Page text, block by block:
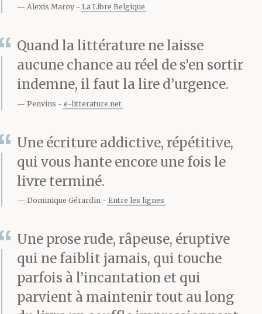
sans intermédiaires.
Pauvre Tàssos. Il rêvait
de nous faire fonder une
coopérative, lancer notre
marché à nous, aider les
gens, créer des situations
nouvelles en Grèce, sans
patrons, sans politicards,
sans vols et sans
magouilles. Pauvre
Tàssos. Naïf, une vraie
rosière. Le pied à peine
posé sur l’île, criant,
Alexis Maroy La Libre Belgique
Quand la littérature ne laisse
aucune chance au réel de s’en sortir
indemne, il faut la lire d’urgence.
Penvins e-litterature.net
Une écriture addictive, répétitive,
qui vous hante encore une fois le
livre terminé.
Dominique Gérardin Entre les lignes
Une prose rude, râpeuse, éruptive
qui ne faiblit jamais, qui touche
parfois à l’incantation et qui
parvient à maintenir tout au long